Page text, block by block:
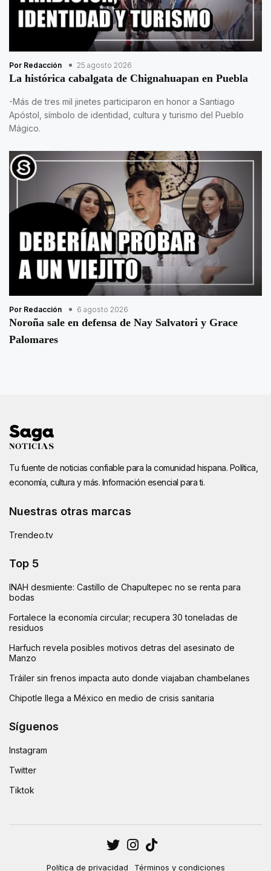
Por Redacción 25 agosto 2026
La histórica cabalgata de Chignahuapan en Puebla
-Más de tres mil jinetes participaron en honor a Santiago
Apóstol, símbolo de identidad, cultura y turismo del Pueblo
Mágico.
Por Redacción 6 agosto 2026
Noroña sale en defensa de Nay Salvatori y Grace
Palomares
Tu fuente de noticias confiable para la comunidad hispana. Política,
economía, cultura y más. Información esencial para ti.
Nuestras otras marcas
Trendeo.tv
Top 5
INAH desmiente: Castillo de Chapultepec no se renta para
bodas
Fortalece la economía circular; recupera 30 toneladas de
residuos
Harfuch revela posibles motivos detras del asesinato de
Manzo
Tráiler sin frenos impacta auto donde viajaban chambelanes
Chipotle llega a México en medio de crisis sanitaria
Síguenos
Instagram
Twitter
Tiktok
Política de privacidad Términos y condiciones